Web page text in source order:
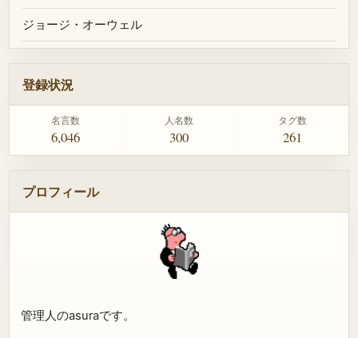
ジョージ・オーウェル
登録状況
名言数
6,046
人名数
300
タグ数
261
プロフィール
管理人のasuraです。